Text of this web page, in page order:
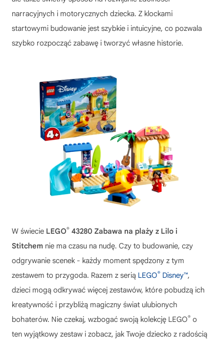
narracyjnych i motorycznych dziecka. Z klockami
startowymi budowanie jest szybkie i intuicyjne, co pozwala
szybko rozpocząć zabawę i tworzyć własne historie.
W świecie LEGO® 43280 Zabawa na plaży z Lilo i
Stitchem nie ma czasu na nudę. Czy to budowanie, czy
odgrywanie scenek - każdy moment spędzony z tym
zestawem to przygoda. Razem z serią LEGO® Disney™,
dzieci mogą odkrywać więcej zestawów, które pobudzą ich
kreatywność i przybliżą magiczny świat ulubionych
bohaterów. Nie czekaj, wzbogać swoją kolekcję LEGO® o
ten wyjątkowy zestaw i zobacz, jak Twoje dziecko z radością